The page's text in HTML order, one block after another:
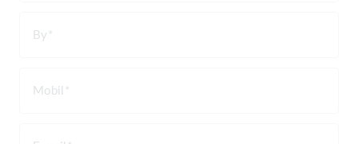
By
Mobil